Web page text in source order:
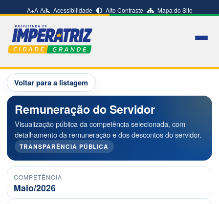
A+A-A Acessibilidade Alto Contraste Mapa do Site
Voltar para a listagem
Remuneração do Servidor
Visualização pública da competência selecionada, com
detalhamento da remuneração e dos descontos do servidor.
TRANSPARÊNCIA PÚBLICA
COMPETÊNCIA
Maio/2026